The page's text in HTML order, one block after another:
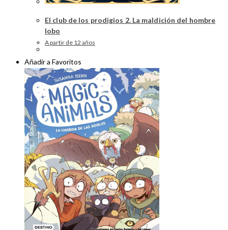
El club de los prodigios 2. La maldición del hombre
lobo
A partir de 12 años
Añadir a Favoritos